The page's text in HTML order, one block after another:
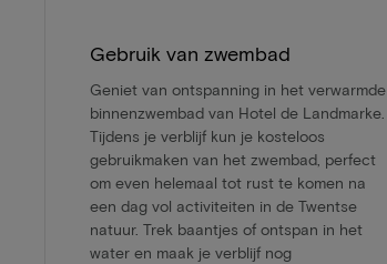
Gebruik van zwembad
Geniet van ontspanning in het verwarmde
binnenzwembad van Hotel de Landmarke.
Tijdens je verblijf kun je kosteloos
gebruikmaken van het zwembad, perfect
om even helemaal tot rust te komen na
een dag vol activiteiten in de Twentse
natuur. Trek baantjes of ontspan in het
water en maak je verblijf nog